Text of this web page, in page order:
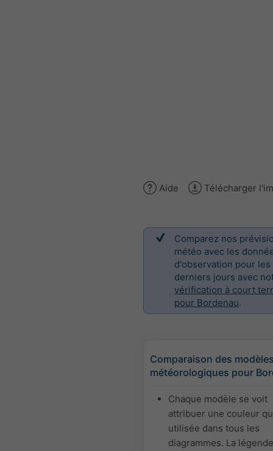
Aide Télécharger
Comparez nos
météo avec les
d'observation pour les
derniers jours avec
vérification à court
pour Bordenau.
Comparaison des
météorologiques pour
Chaque modèle se voit
attribuer une couleur
utilisée dans tous les
diagrammes. La